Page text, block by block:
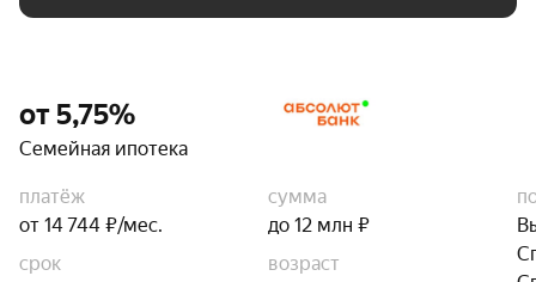
от 5,75%
Семейная ипотека
платёж
от 14 744 ₽/мес.
сумма
до 12 млн ₽
срок
возраст